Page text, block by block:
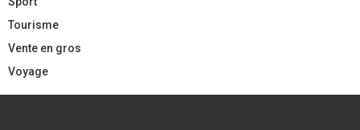
Tourisme
Vente en gros
Voyage